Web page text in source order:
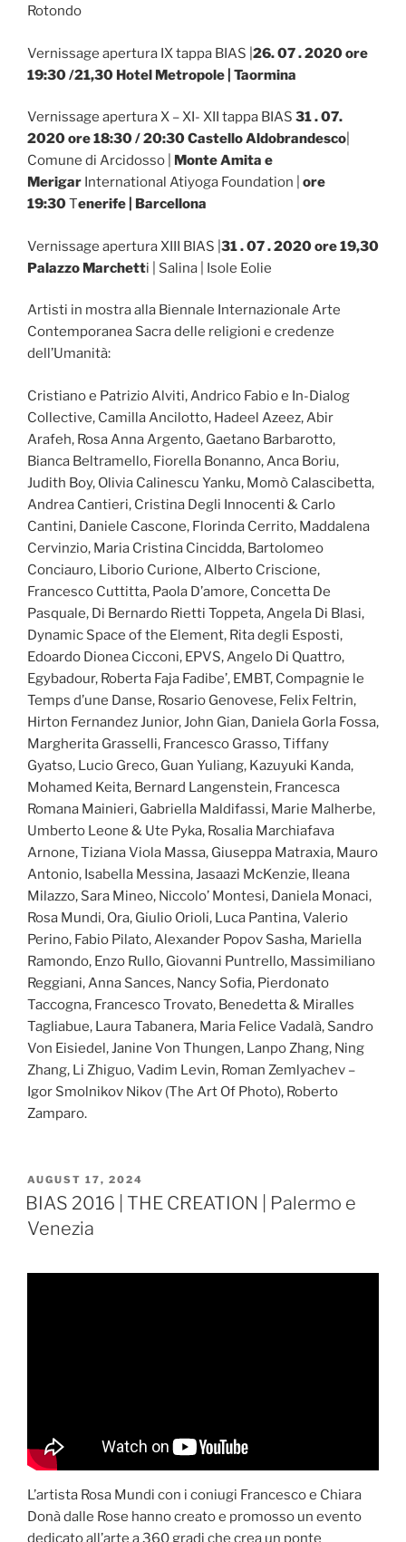
Rotondo
Vernissage apertura IX tappa BIAS | 26. 07 . 2020 ore
19:30 /21,30 Hotel Metropole | Taormina
Vernissage apertura X – XI- XII tappa BIAS 31 . 07.
2020 ore 18:30 / 20:30 Castello Aldobrandesco
Comune di Arcidosso | Monte Amita e
Merigar International Atiyoga Foundation | ore
19:30Tenerife | Barcellona
Vernissage apertura XIII BIAS | 31 . 07 . 2020 ore 19,30
Palazzo Marchetti | Salina | Isole Eolie
Artisti in mostra alla Biennale Internazionale Arte
Contemporanea Sacra delle religioni e credenze
dell’Umanità:
Cristiano e Patrizio Alviti, Andrico Fabio e In-Dialog
Collective, Camilla Ancilotto, Hadeel Azeez, Abir
Arafeh, Rosa Anna Argento, Gaetano Barbarotto,
Bianca Beltramello, Fiorella Bonanno, Anca Boriu,
Judith Boy, Olivia Calinescu Yanku, Momò Calascibetta,
Andrea Cantieri, Cristina Degli Innocenti & Carlo
Cantini, Daniele Cascone, Florinda Cerrito, Maddalena
Cervinzio, Maria Cristina Cincidda, Bartolomeo
Conciauro, Liborio Curione, Alberto Criscione,
Francesco Cuttitta, Paola D’amore, Concetta De
Pasquale, Di Bernardo Rietti Toppeta, Angela Di Blasi,
Dynamic Space of the Element, Rita degli Esposti,
Edoardo Dionea Cicconi, EPVS, Angelo Di Quattro,
Egybadour, Roberta Faja Fadibe’, EMBT, Compagnie le
Temps d’une Danse, Rosario Genovese, Felix Feltrin,
Hirton Fernandez Junior, John Gian, Daniela Gorla Fossa,
Margherita Grasselli, Francesco Grasso, Tiffany
Gyatso, Lucio Greco, Guan Yuliang, Kazuyuki Kanda,
Mohamed Keita, Bernard Langenstein, Francesca
Romana Mainieri, Gabriella Maldifassi, Marie Malherbe,
Umberto Leone & Ute Pyka, Rosalia Marchiafava
Arnone, Tiziana Viola Massa, Giuseppa Matraxia, Mauro
Antonio, Isabella Messina, Jasaazi McKenzie, Ileana
Milazzo, Sara Mineo, Niccolo’ Montesi, Daniela Monaci,
Rosa Mundi, Ora, Giulio Orioli, Luca Pantina, Valerio
Perino, Fabio Pilato, Alexander Popov Sasha, Mariella
Ramondo, Enzo Rullo, Giovanni Puntrello, Massimiliano
Reggiani, Anna Sances, Nancy Sofia, Pierdonato
Taccogna, Francesco Trovato, Benedetta & Miralles
Tagliabue, Laura Tabanera, Maria Felice Vadalà, Sandro
Von Eisiedel, Janine Von Thungen, Lanpo Zhang, Ning
Zhang, Li Zhiguo, Vadim Levin, Roman Zemlyachev –
Igor Smolnikov Nikov (The Art Of Photo), Roberto
Zamparo.
POSTED
ON
AUGUST 17, 2024
BIAS 2016 | THE CREATION | Palermo e
Venezia
L’artista Rosa Mundi con i coniugi Francesco e Chiara
Donà dalle Rose hanno creato e promosso un evento
dedicato all’arte a 360 gradi che crea un ponte